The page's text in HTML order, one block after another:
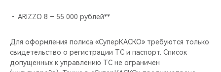
• ARIZZO 8 – 55 000 рублей**
Для оформления полиса «СуперКАСКО» требуются только
свидетельство о регистрации ТС и паспорт. Список
допущенных к управлению ТС не ограничен